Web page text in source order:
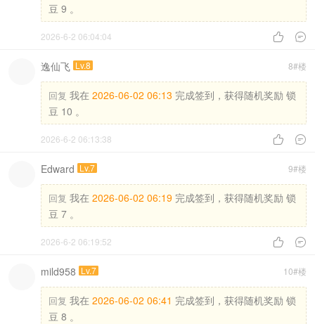
豆 9 。
 
2026-6-2 06:04:04
8#楼
逸仙飞 Lv.8
回复 我在 2026-06-02 06:13 完成签到，获得随机奖励 锁
豆 10 。
 
2026-6-2 06:13:38
9#楼
Edward Lv.7
回复 我在 2026-06-02 06:19 完成签到，获得随机奖励 锁
豆 7 。
 
2026-6-2 06:19:52
10#楼
mild958 Lv.7
回复 我在 2026-06-02 06:41 完成签到，获得随机奖励 锁
豆 8 。